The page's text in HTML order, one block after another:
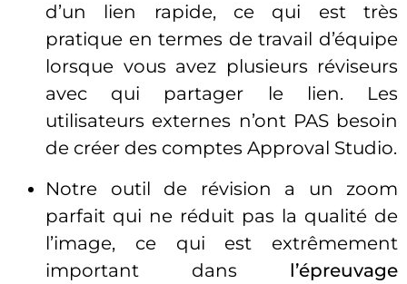
d’un lien rapide, ce qui est très
pratique en termes de travail d’équipe
lorsque vous avez plusieurs réviseurs
avec qui partager le lien. Les
utilisateurs externes n’ont PAS besoin
de créer des comptes Approval Studio.
Notre outil de révision a un zoom
parfait qui ne réduit pas la qualité de
l’image, ce qui est extrêmement
important dans l’épreuvage